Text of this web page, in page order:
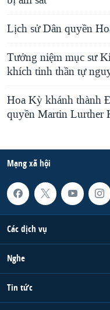
Lịch sử Dân quyền
Tưởng niệm mục sư
khích tinh thần tự
Hoa Kỳ khánh thành
quyền Martin Lurther
Mạng xã hội
Các dịch vụ
Nghe
Tin tức